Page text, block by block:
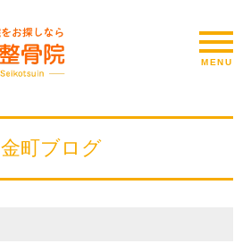
金町ブログ